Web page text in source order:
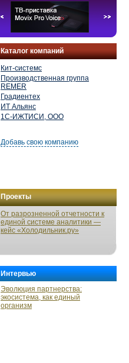
Каталог компаний
Кит-системс
Производственная группа
REMER
Градиентех
ИТ Альянс
1С-ИЖТИСИ, ООО
Добавь свою компанию
Проекты
От разрозненной отчетности к
единой системе аналитики —
кейс «Холодильник.ру»
Интервью
Эволюция партнерства:
экосистема, как единый
организм